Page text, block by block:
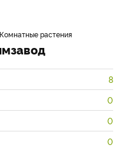
растения
8
0
0
0